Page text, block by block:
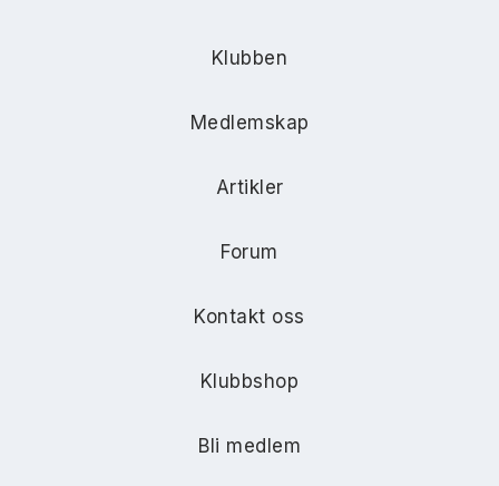
Klubben
Medlemskap
Artikler
Forum
Kontakt oss
Klubbshop
Bli medlem